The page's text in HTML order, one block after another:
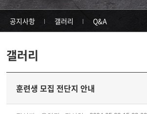
공지사항 갤러리 Q&A
갤러리
훈련생 모집 전단지 안내